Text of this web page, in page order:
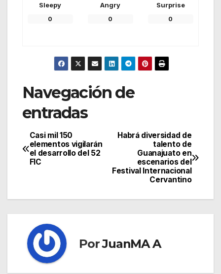
Sleepy
0
Angry
0
Surprise
0
Navegación de
entradas
Habrá diversidad de
talento de
Guanajuato en
escenarios del
Festival Internacional
Cervantino
Casi mil 150
elementos vigilarán
el desarrollo del 52
FIC
PorJuanMA A